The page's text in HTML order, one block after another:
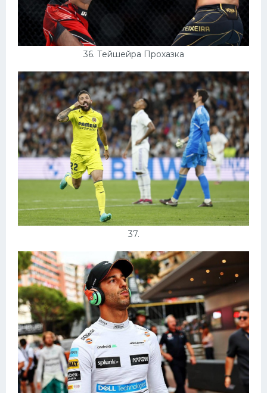
36. Тейшейра Прохазка
37.